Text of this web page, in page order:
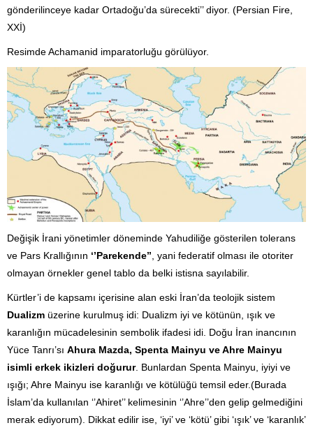
gönderilinceye kadar Ortadoğu’da sürecekti’’ diyor. (Persian Fire,
XXİ)
Resimde Achamanid imparatorluğu görülüyor.
Değişik İrani yönetimler döneminde Yahudiliğe gösterilen tolerans
ve Pars Krallığının ‘’Parekende’’ , yani federatif olması ile otoriter
olmayan örnekler genel tablo da belki istisna sayılabilir.
Kürtler’i de kapsamı içerisine alan eski İran’da teolojik sistem
Dualizm üzerine kurulmuş idi: Dualizm iyi ve kötünün, ışık ve
karanlığın mücadelesinin sembolik ifadesi idi. Doğu İran inancının
Yüce Tanrı’sı Ahura Mazda, Spenta Mainyu ve Ahre Mainyu
isimli erkek ikizleri doğurur. Bunlardan Spenta Mainyu, iyiyi ve
ışığı; Ahre Mainyu ise karanlığı ve kötülüğü temsil eder.(Burada
İslam’da kullanılan ‘’Ahiret’’ kelimesinin ‘’Ahre’’den gelip gelmediğini
merak ediyorum). Dikkat edilir ise, ‘iyi’ ve ‘kötü’ gibi ‘ışık’ ve ‘karanlık’